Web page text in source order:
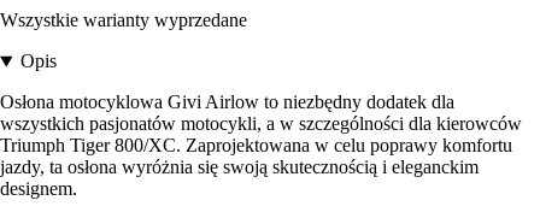
Wszystkie warianty wyprzedane
Opis
Osłona motocyklowa Givi Airlow to niezbędny dodatek dla
wszystkich pasjonatów motocykli, a w szczególności dla kierowców
Triumph Tiger 800/XC. Zaprojektowana w celu poprawy komfortu
jazdy, ta osłona wyróżnia się swoją skutecznością i eleganckim
designem.